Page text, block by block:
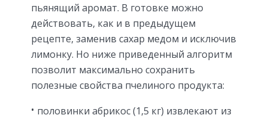
пьянящий аромат. В готовке можно
действовать, как и в предыдущем
рецепте, заменив сахар медом и исключив
лимонку. Но ниже приведенный алгоритм
позволит максимально сохранить
полезные свойства пчелиного продукта:
половинки абрикос (1,5 кг) извлекают из